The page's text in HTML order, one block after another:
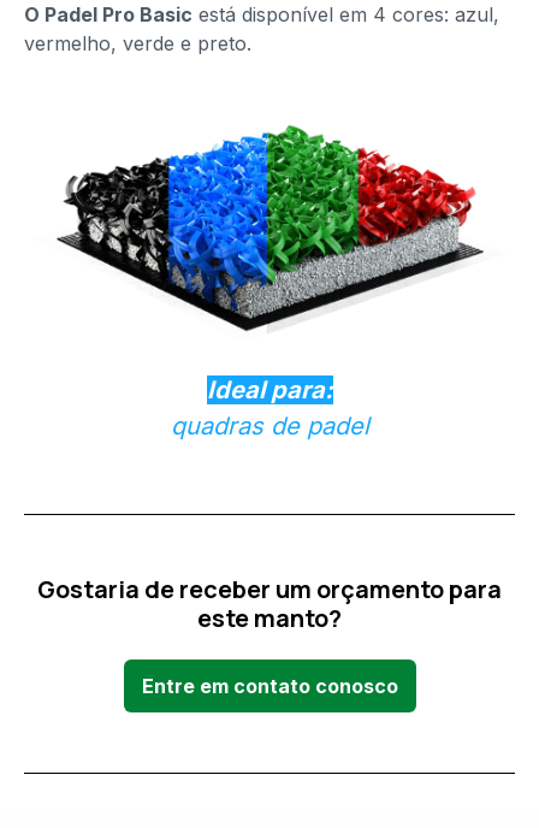
O Padel Pro Basic está disponível em 4 cores: azul,
vermelho, verde e preto.
Ideal para:
quadras de padel
Gostaria de receber um orçamento para
este manto?
Entre em contato conosco